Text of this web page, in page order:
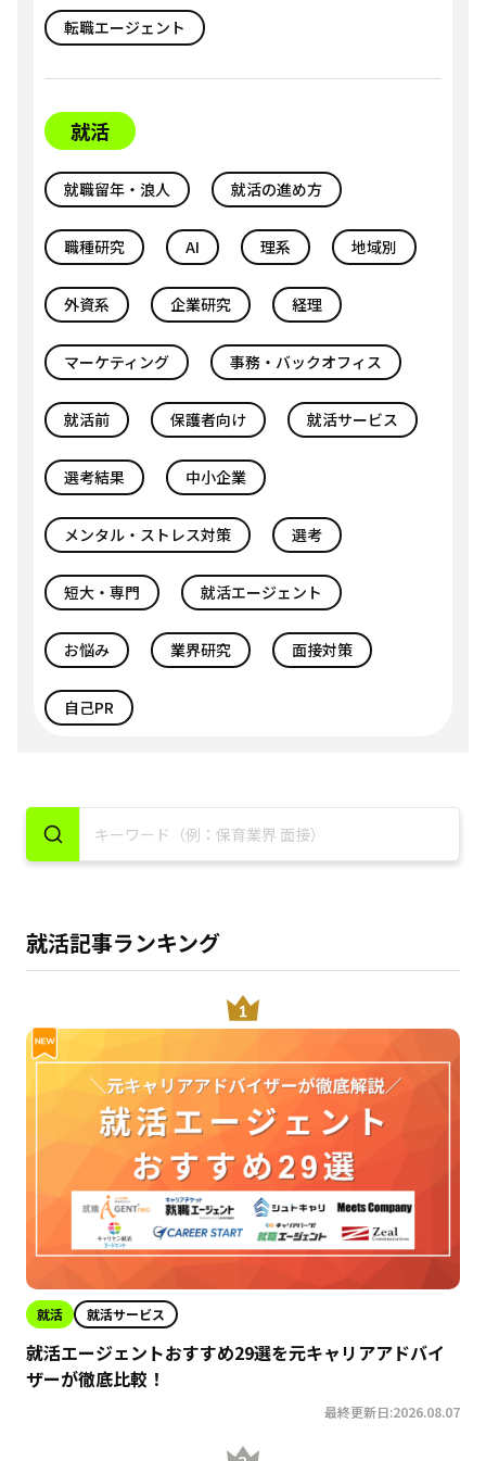
転職エージェント
就活
就職留年・浪人 就活の進め方
職種研究 AI 理系 地域別
外資系 企業研究 経理
マーケティング 事務・バックオフィス
就活前 保護者向け 就活サービス
選考結果 中小企業
メンタル・ストレス対策 選考
短大・専門 就活エージェント
お悩み 業界研究 面接対策
自己PR
就活記事ランキング
就活 就活サービス
就活エージェントおすすめ29選を元キャリアアドバイ
ザーが徹底比較！
最終更新日:2026.08.07